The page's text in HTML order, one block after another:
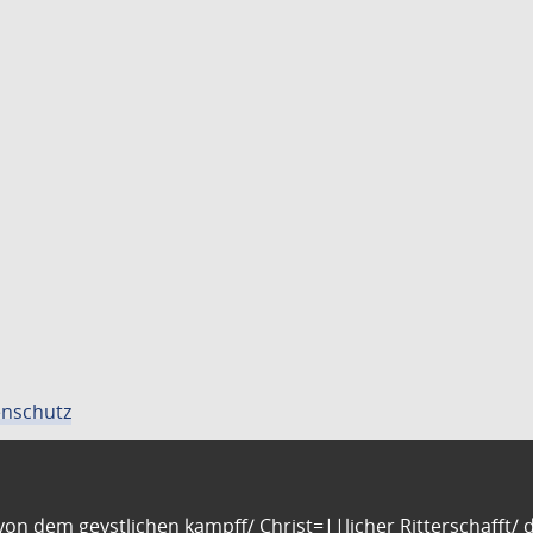
dem geystlichen kampff/ Christ=||licher Ritterschafft/